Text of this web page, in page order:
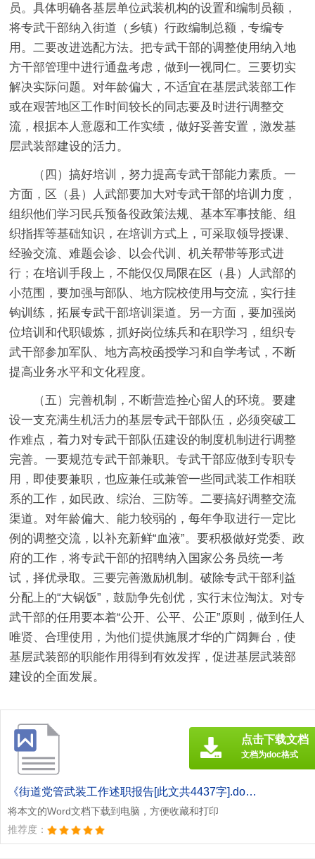
员。具体明确各基层单位武装机构的设置和编制员额，
将专武干部纳入街道（乡镇）行政编制总额，专编专
用。二要改进选配方法。把专武干部的调整使用纳入地
方干部管理中进行通盘考虑，做到一视同仁。三要切实
解决实际问题。对年龄偏大，不适宜在基层武装部工作
或在艰苦地区工作时间较长的同志要及时进行调整交
流，根据本人意愿和工作实绩，做好妥善安置，激发基
层武装部建设的活力。
（四）搞好培训，努力提高专武干部能力素质。一
方面，区（县）人武部要加大对专武干部的培训力度，
组织他们学习民兵预备役政策法规、基本军事技能、组
织指挥等基础知识，在培训方式上，可采取领导授课、
经验交流、难题会诊、以会代训、机关帮带等形式进
行；在培训手段上，不能仅仅局限在区（县）人武部的
小范围，要加强与部队、地方院校使用与交流，实行挂
钩训练，拓展专武干部培训渠道。另一方面，要加强岗
位培训和代职锻炼，抓好岗位练兵和在职学习，组织专
武干部参加军队、地方高校函授学习和自学考试，不断
提高业务水平和文化程度。
（五）完善机制，不断营造拴心留人的环境。要建
设一支充满生机活力的基层专武干部队伍，必须突破工
作难点，着力对专武干部队伍建设的制度机制进行调整
完善。一要规范专武干部兼职。专武干部应做到专职专
用，即使要兼职，也应兼任或兼管一些同武装工作相联
系的工作，如民政、综治、三防等。二要搞好调整交流
渠道。对年龄偏大、能力较弱的，每年争取进行一定比
例的调整交流，以补充新鲜“血液”。要积极做好党委、政
府的工作，将专武干部的招聘纳入国家公务员统一考
试，择优录取。三要完善激励机制。破除专武干部利益
分配上的“大锅饭”，鼓励争先创优，实行末位淘汰。对专
武干部的任用要本着“公开、公平、公正”原则，做到任人
唯贤、合理使用，为他们提供施展才华的广阔舞台，使
基层武装部的职能作用得到有效发挥，促进基层武装部
建设的全面发展。
《街道党管武装工作述职报告[此文共4437字].doc》
将本文的Word文档下载到电脑，方便收藏和打印
推荐度：
点击下载文档
文档为doc格式